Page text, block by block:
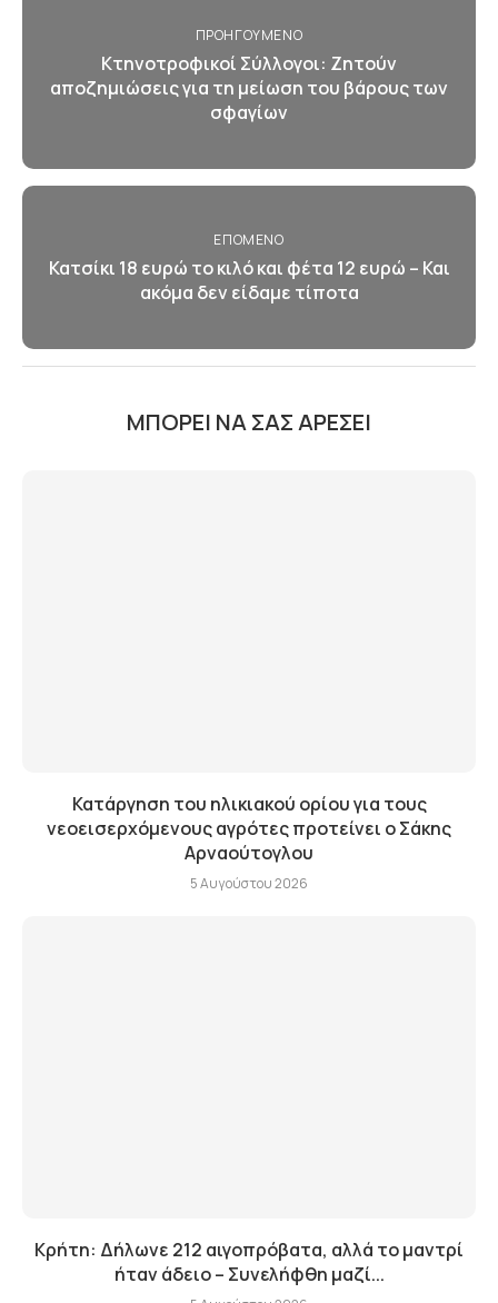
ΠΡΟΗΓΟΎΜΕΝΟ
Κτηνοτροφικοί Σύλλογοι: Ζητούν
αποζημιώσεις για τη μείωση του βάρους των
σφαγίων
ΕΠΌΜΕΝΟ
Κατσίκι 18 ευρώ το κιλό και φέτα 12 ευρώ – Και
ακόμα δεν είδαμε τίποτα
ΜΠΟΡΕΊ ΝΑ ΣΑΣ ΑΡΈΣΕΙ
Κατάργηση του ηλικιακού ορίου για τους
νεοεισερχόμενους αγρότες προτείνει ο Σάκης
Αρναούτογλου
5 Αυγούστου 2026
Κρήτη: Δήλωνε 212 αιγοπρόβατα, αλλά το μαντρί
ήταν άδειο – Συνελήφθη μαζί...